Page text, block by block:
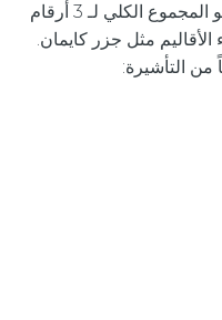
199 وجهة بدون تأشيرة. الرقم 137 هو المجموع الكلي لـ 3 أرقام
الأقاليم مثل جزر كايمان.